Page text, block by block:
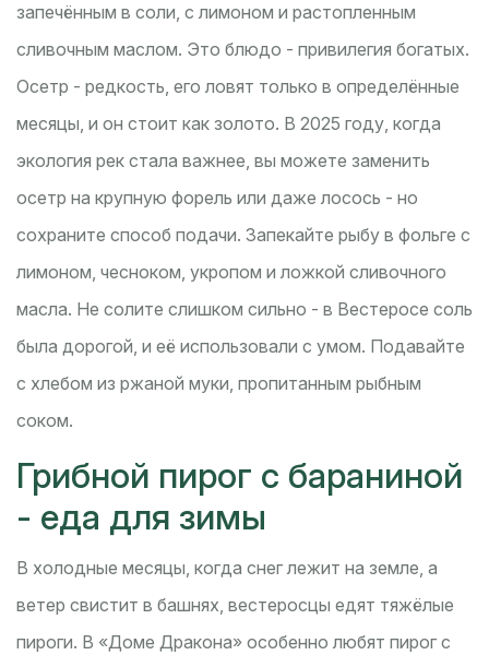
запечённым в соли, с лимоном и растопленным
сливочным маслом. Это блюдо - привилегия богатых.
Осетр - редкость, его ловят только в определённые
месяцы, и он стоит как золото. В 2025 году, когда
экология рек стала важнее, вы можете заменить
осетр на крупную форель или даже лосось - но
сохраните способ подачи. Запекайте рыбу в фольге с
лимоном, чесноком, укропом и ложкой сливочного
масла. Не солите слишком сильно - в Вестеросе соль
была дорогой, и её использовали с умом. Подавайте
с хлебом из ржаной муки, пропитанным рыбным
соком.
Грибной пирог с бараниной
- еда для зимы
В холодные месяцы, когда снег лежит на земле, а
ветер свистит в башнях, вестеросцы едят тяжёлые
пироги. В «Доме Дракона» особенно любят пирог с